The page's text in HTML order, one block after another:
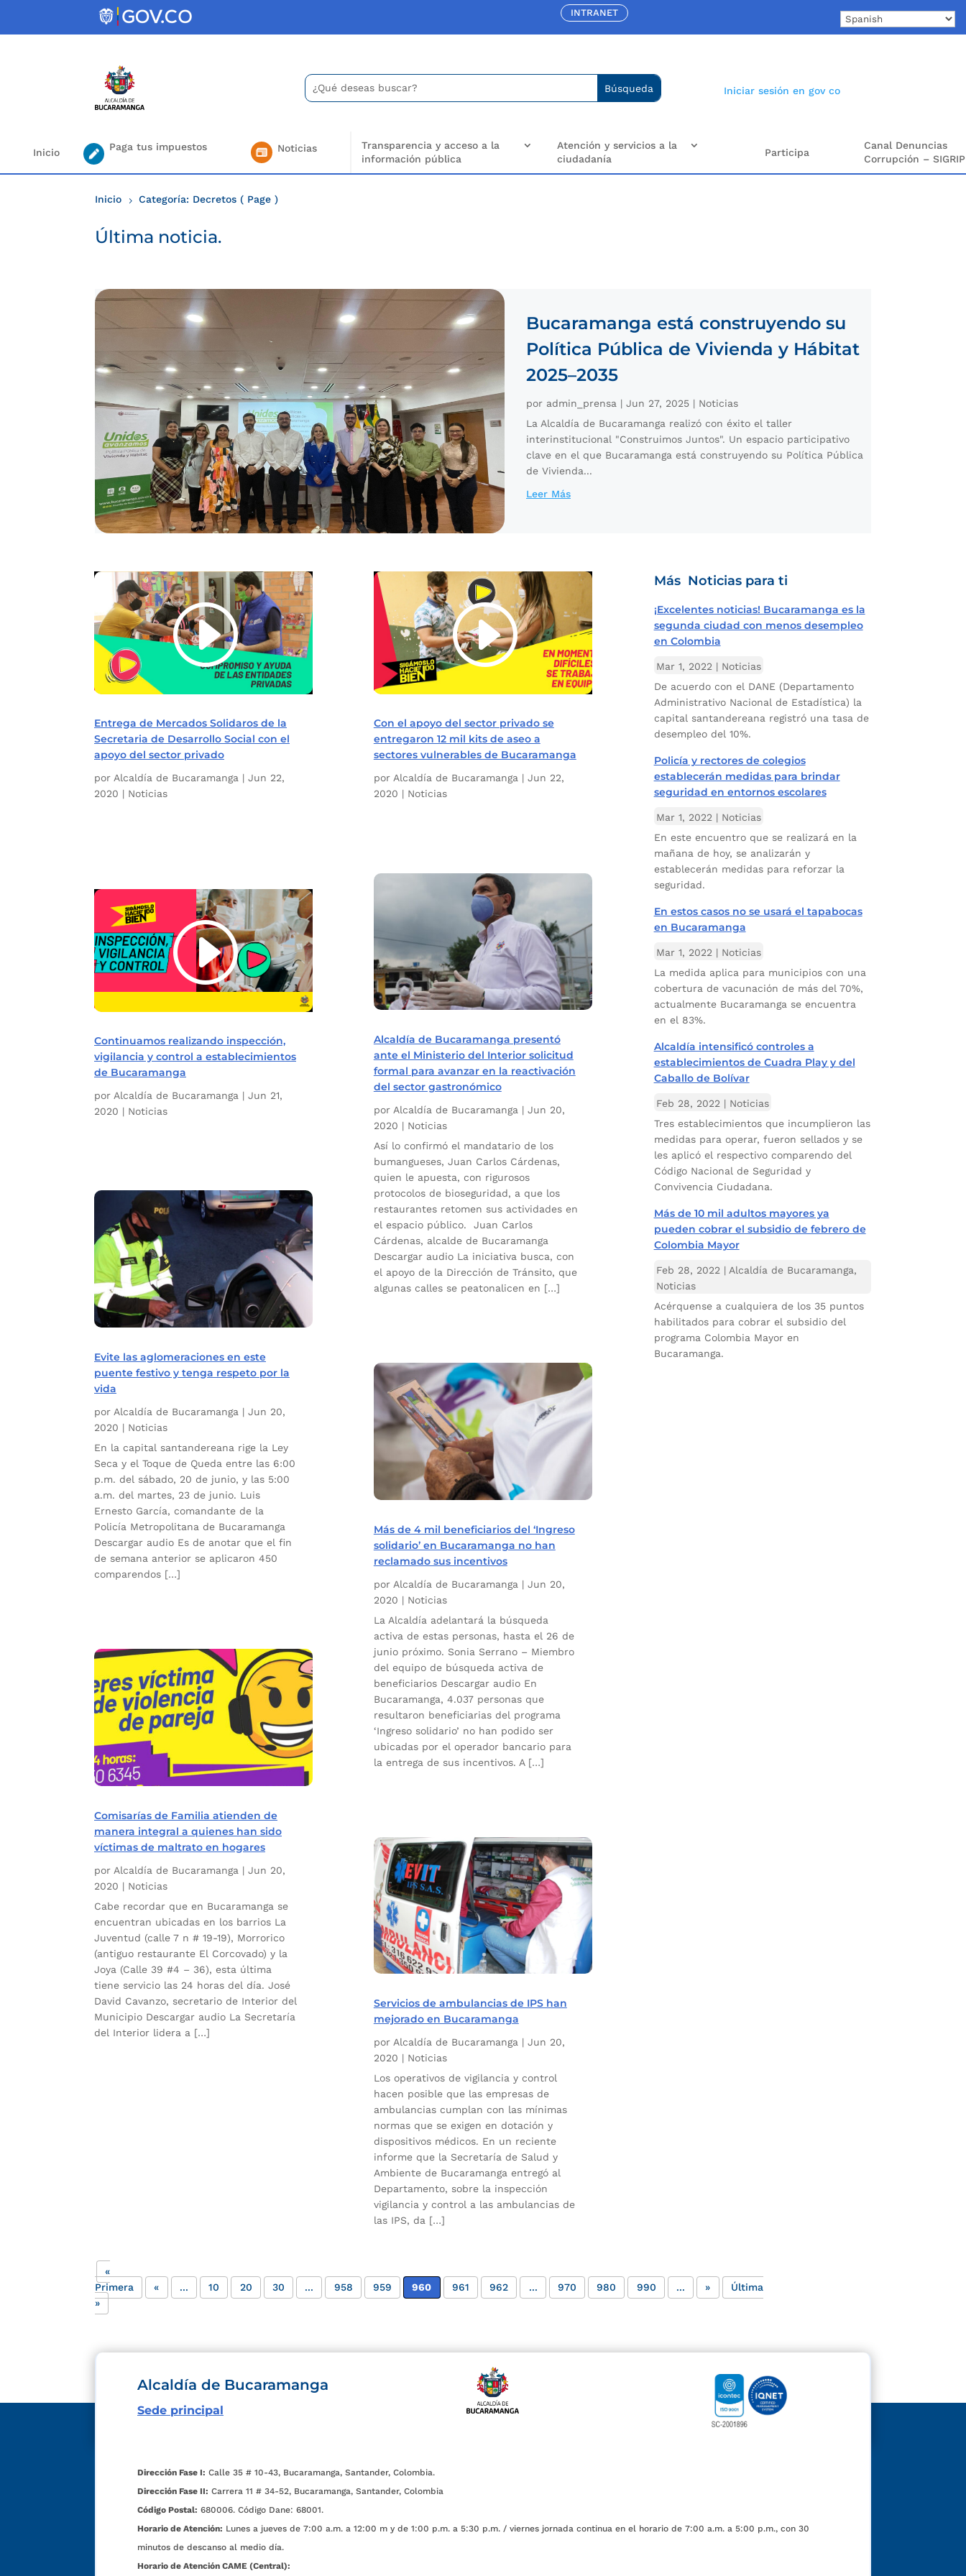
INTRANET
Buscar:
Search
for...
Iniciar sesión en gov co
Inicio Paga tus impuestos Noticias
Transparencia y acceso a la
información pública
Atención y servicios a la
ciudadanía
Participa
Canal Denuncias
Corrupción – SIGRIP
Inicio 5 Categoría: Decretos ( Page )
Última noticia.
Bucaramanga está construyendo su
Política Pública de Vivienda y Hábitat
2025–2035
por admin_prensa | Jun 27, 2025 | Noticias
La Alcaldía de Bucaramanga realizó con éxito el taller
interinstitucional "Construimos Juntos". Un espacio participativo
clave en el que Bucaramanga está construyendo su Política Pública
de Vivienda...
Leer Más
Entrega de Mercados Solidaros de la
Secretaria de Desarrollo Social con el
apoyo del sector privado
por Alcaldía de Bucaramanga | Jun 22,
2020 | Noticias
Continuamos realizando inspección,
vigilancia y control a establecimientos
de Bucaramanga
por Alcaldía de Bucaramanga | Jun 21,
2020 | Noticias
Evite las aglomeraciones en este
puente festivo y tenga respeto por la
vida
por Alcaldía de Bucaramanga | Jun 20,
2020 | Noticias
En la capital santandereana rige la Ley
Seca y el Toque de Queda entre las 6:00
p.m. del sábado, 20 de junio, y las 5:00
a.m. del martes, 23 de junio. Luis
Ernesto García, comandante de la
Policía Metropolitana de Bucaramanga
Descargar audio Es de anotar que el fin
de semana anterior se aplicaron 450
comparendos […]
Comisarías de Familia atienden de
manera integral a quienes han sido
víctimas de maltrato en hogares
por Alcaldía de Bucaramanga | Jun 20,
2020 | Noticias
Cabe recordar que en Bucaramanga se
encuentran ubicadas en los barrios La
Juventud (calle 7 n # 19-19), Morrorico
(antiguo restaurante El Corcovado) y la
Joya (Calle 39 #4 – 36), esta última
tiene servicio las 24 horas del día. José
David Cavanzo, secretario de Interior del
Municipio Descargar audio La Secretaría
del Interior lidera a […]
Con el apoyo del sector privado se
entregaron 12 mil kits de aseo a
sectores vulnerables de Bucaramanga
por Alcaldía de Bucaramanga | Jun 22,
2020 | Noticias
Alcaldía de Bucaramanga presentó
ante el Ministerio del Interior solicitud
formal para avanzar en la reactivación
del sector gastronómico
por Alcaldía de Bucaramanga | Jun 20,
2020 | Noticias
Así lo confirmó el mandatario de los
bumangueses, Juan Carlos Cárdenas,
quien le apuesta, con rigurosos
protocolos de bioseguridad, a que los
restaurantes retomen sus actividades en
el espacio público. Juan Carlos
Cárdenas, alcalde de Bucaramanga
Descargar audio La iniciativa busca, con
el apoyo de la Dirección de Tránsito, que
algunas calles se peatonalicen en […]
Más de 4 mil beneficiarios del ‘Ingreso
solidario’ en Bucaramanga no han
reclamado sus incentivos
por Alcaldía de Bucaramanga | Jun 20,
2020 | Noticias
La Alcaldía adelantará la búsqueda
activa de estas personas, hasta el 26 de
junio próximo. Sonia Serrano – Miembro
del equipo de búsqueda activa de
beneficiarios Descargar audio En
Bucaramanga, 4.037 personas que
resultaron beneficiarias del programa
‘Ingreso solidario’ no han podido ser
ubicadas por el operador bancario para
la entrega de sus incentivos. A […]
Servicios de ambulancias de IPS han
mejorado en Bucaramanga
por Alcaldía de Bucaramanga| Jun 20,
2020 | Noticias
Los operativos de vigilancia y control
hacen posible que las empresas de
ambulancias cumplan con las mínimas
normas que se exigen en dotación y
dispositivos médicos. En un reciente
informe que la Secretaría de Salud y
Ambiente de Bucaramanga entregó al
Departamento, sobre la inspección
vigilancia y control a las ambulancias de
las IPS, da […]
«
Primera
« ... 10 20 30 ... 958 959 960 961 962 ... 970 980 990 ... »
Última
»
Más Noticias para ti
¡Excelentes noticias! Bucaramanga es la
segunda ciudad con menos desempleo
en Colombia
Mar 1, 2022 | Noticias
De acuerdo con el DANE (Departamento
Administrativo Nacional de Estadística) la
capital santandereana registró una tasa de
desempleo del 10%.
Policía y rectores de colegios
establecerán medidas para brindar
seguridad en entornos escolares
Mar 1, 2022 | Noticias
En este encuentro que se realizará en la
mañana de hoy, se analizarán y
establecerán medidas para reforzar la
seguridad.
En estos casos no se usará el tapabocas
en Bucaramanga
Mar 1, 2022 | Noticias
La medida aplica para municipios con una
cobertura de vacunación de más del 70%,
actualmente Bucaramanga se encuentra
en el 83%.
Alcaldía intensificó controles a
establecimientos de Cuadra Play y del
Caballo de Bolívar
Feb 28, 2022 | Noticias
Tres establecimientos que incumplieron las
medidas para operar, fueron sellados y se
les aplicó el respectivo comparendo del
Código Nacional de Seguridad y
Convivencia Ciudadana.
Más de 10 mil adultos mayores ya
pueden cobrar el subsidio de febrero de
Colombia Mayor
Feb 28, 2022 | Alcaldía de Bucaramanga,
Noticias
Acérquense a cualquiera de los 35 puntos
habilitados para cobrar el subsidio del
programa Colombia Mayor en
Bucaramanga.
Alcaldía de Bucaramanga
Sede principal
Dirección Fase I: Calle 35 # 10-43, Bucaramanga, Santander, Colombia.
Dirección Fase II: Carrera 11 # 34-52, Bucaramanga, Santander, Colombia
Código Postal: 680006. Código Dane: 68001.
Horario de Atención: Lunes a jueves de 7:00 a.m. a 12:00 m y de 1:00 p.m. a 5:30 p.m. / viernes jornada continua en el horario de 7:00 a.m. a 5:00 p.m., con 30
minutos de descanso al medio día.
Horario de Atención CAME (Central):